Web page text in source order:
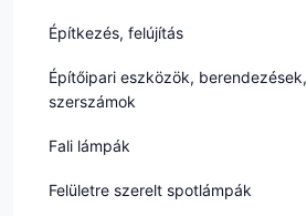
Építkezés, felújítás
Építőipari eszközök, berendezések,
szerszámok
Fali lámpák
Felületre szerelt spotlámpák